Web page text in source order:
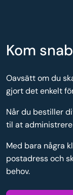
Kom
Oavsätt om du
gjort det enkelt
Når du bestiller
til at
Med bara några
postadress och
behov.